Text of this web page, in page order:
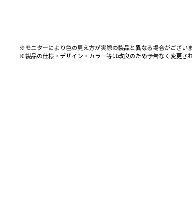
※モニターにより色の見え方が実際の製品と異なる場合がございま
※製品の仕様・デザイン・カラー等は改良のため予告なく変更さ